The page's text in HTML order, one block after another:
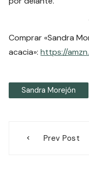
Comprar «Sandra
acacia»:https://
Sandra Morejón
Prev Post